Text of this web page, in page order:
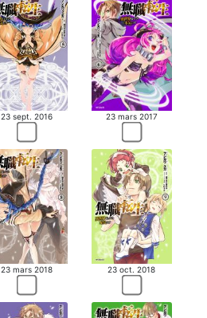
23 sept. 2016 23 mars 2017
23 mars 2018 23 oct. 2018